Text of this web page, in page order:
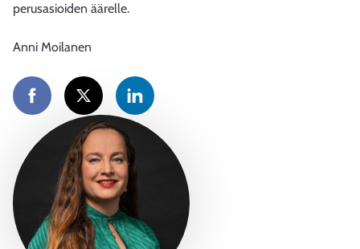
perusasioiden äärelle.
Anni Moilanen